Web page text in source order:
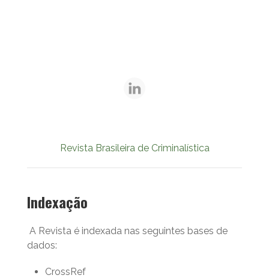
Revista Brasileira de Criminalística
Indexação
A Revista é indexada nas seguintes bases de
dados:
CrossRef